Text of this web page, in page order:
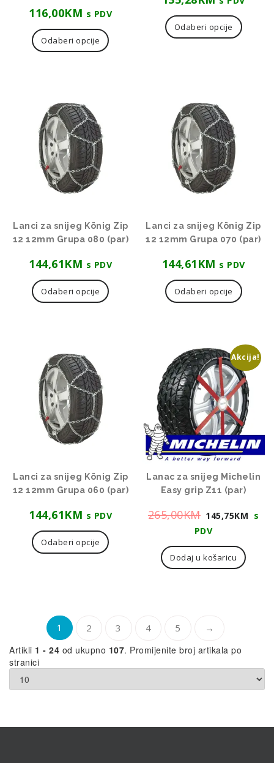
116,00KM s PDV
Odaberi opcije
proizvod
Odaberi opcije
Lanci za snijeg König Zip
12 12mm Grupa 080 (par)
144,61KM s PDV
Odaberi opcije
Lanci za snijeg König Zip
12 12mm Grupa 070 (par)
144,61 KM s PDV
Odaberi opcije
Lanci za snijeg König Zip
12 12mm Grupa 060 (par)
144,61KM s PDV
Odaberi opcije
Akcija!
Lanac za snijeg Michelin
Easy grip Z11 (par)
265,00KM Izvorna
cijena
bila
je:
145,75KM s
PDV
Dodaj u košaricu
1 2 3 4 5
→
Artikli 1 - 24 od ukupno 107. Promijenite broj artikala po
stranici